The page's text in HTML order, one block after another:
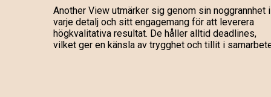
Another View utmärker sig genom sin noggrannhet i
varje detalj och sitt engagemang för att leverera
högkvalitativa resultat. De håller alltid deadlines,
vilket ger en känsla av trygghet och tillit i